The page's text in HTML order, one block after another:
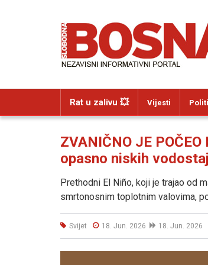
Rat u zalivu 💥 Vijesti
ZVANIČNO JE
opasno niskih
Prethodni El Niño, koji je trajao od
smrtonosnim toplotnim valovima,
Svijet 18. Jun. 2026 18. Jun. 2026